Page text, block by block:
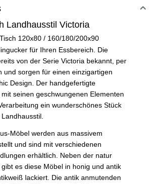
Landhausstil Victoria
120x80 / 160/180/200x90
für Ihren Essbereich. Die
von der Serie Victoria bekannt, per
und sorgen für einen einzigartigen
Design. Der handgefertigte
seinen geschwungenen Elementen
ein wunderschönes Stück
Möbel werden aus massivem
und sind mit verschiedenen
erhältlich. Neben der natur
es diese Möbel in honig und antik
lackiert. Die antik anmutenden